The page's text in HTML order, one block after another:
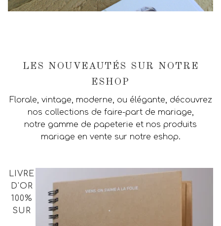
LES NOUVEAUTÉS SUR NOTRE
ESHOP
Florale, vintage, moderne, ou élégante, découvrez
nos collections de faire-part de mariage,
notre gamme de papeterie et nos produits
mariage en vente sur notre eshop.
LIVRE
D'OR
100%
SUR